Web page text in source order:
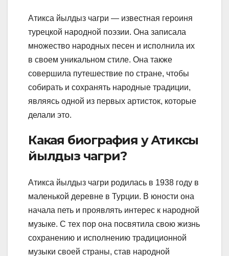
Атикса йылдыз чагри — известная героиня
турецкой народной поэзии. Она записала
множество народных песен и исполнила их
в своем уникальном стиле. Она также
совершила путешествие по стране, чтобы
собирать и сохранять народные традиции,
являясь одной из первых артисток, которые
делали это.
Какая биография у Атиксы
йылдыз чагри?
Атикса йылдыз чагри родилась в 1938 году в
маленькой деревне в Турции. В юности она
начала петь и проявлять интерес к народной
музыке. С тех пор она посвятила свою жизнь
сохранению и исполнению традиционной
музыки своей страны, став народной